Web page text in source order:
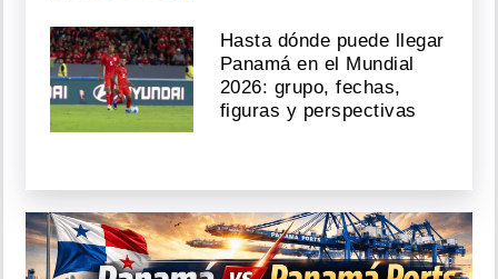
Hasta dónde puede llegar
Panamá en el Mundial
2026: grupo, fechas,
figuras y perspectivas